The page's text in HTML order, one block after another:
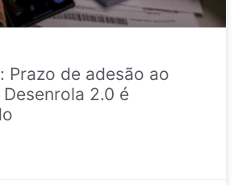
Prazo de adesão ao
2.0 é